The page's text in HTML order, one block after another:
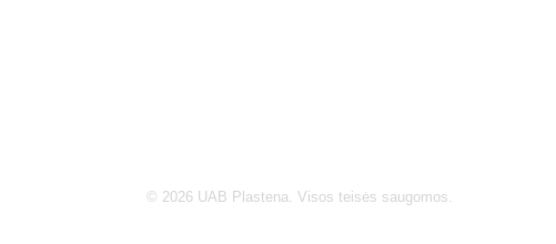
© 2026 UAB Plastena. Visos teisės saugomos.